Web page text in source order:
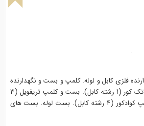
فلزي کابل و لوله. كلمپ و بست و نگهدارنده
عايق دار. بست و كلمپ تك كور (1 رشته كابل). بست و كلمپ تريفويل (3
رشته كابل). بست و كلمپ كوادكور (4 رشته كابل). بست لوله. بست هاي